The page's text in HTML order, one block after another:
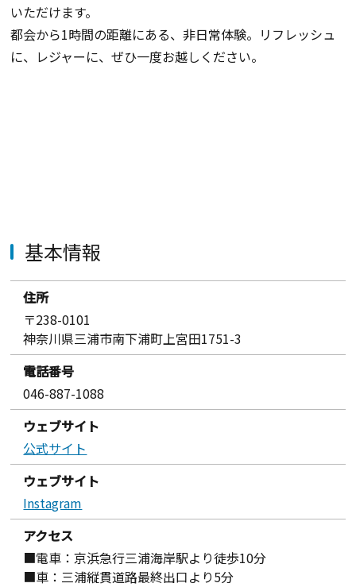
いただけます。
都会から1時間の距離にある、非日常体験。リフレッシュ
に、レジャーに、ぜひ一度お越しください。
基本情報
住所
〒238-0101
神奈川県三浦市南下浦町上宮田1751-3
電話番号
046-887-1088
ウェブサイト
公式サイト
ウェブサイト
Instagram
アクセス
■電車：京浜急行三浦海岸駅より徒歩10分
■車：三浦縦貫道路最終出口より5分